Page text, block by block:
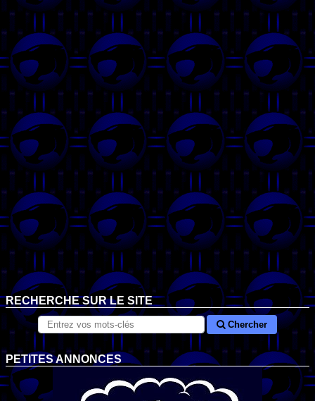
RECHERCHE SUR LE SITE
Chercher
PETITES ANNONCES